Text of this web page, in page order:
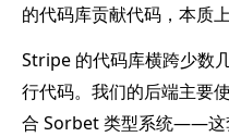
的代码库贡献代码，本质
Stripe 的代码库横跨少数
行代码。我们的后端主要
合 Sorbet 类型系统——这